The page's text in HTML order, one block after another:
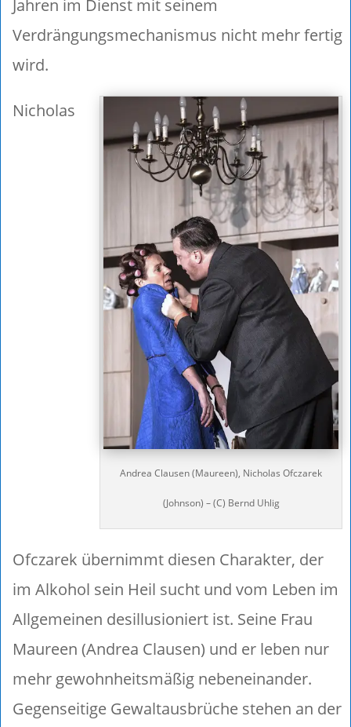
Jahren im Dienst mit seinem
Verdrängungsmechanismus nicht mehr fertig
wird.
Andrea Clausen (Maureen), Nicholas Ofczarek
(Johnson) – (C) Bernd Uhlig
Nicholas
Ofczarek übernimmt diesen Charakter, der
im Alkohol sein Heil sucht und vom Leben im
Allgemeinen desillusioniert ist. Seine Frau
Maureen (Andrea Clausen) und er leben nur
mehr gewohnheitsmäßig nebeneinander.
Gegenseitige Gewaltausbrüche stehen an der